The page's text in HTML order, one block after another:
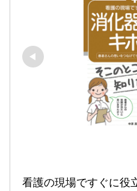
看護の現場ですぐに役